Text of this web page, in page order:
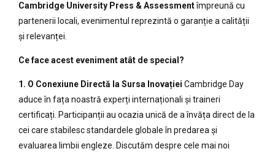
Cambridge University Press & Assessmentîmpreună cu
partenerii locali, evenimentul reprezintă o garanție a calității
și relevanței.
Ce face acest eveniment atât de special?
1. O Conexiune Directă la Sursa Inovației Cambridge Day
aduce în fața noastră experți internaționali și traineri
certificați. Participanții au ocazia unică de a învăța direct de la
cei care stabilesc standardele globale în predarea și
evaluarea limbii engleze. Discutăm despre cele mai noi